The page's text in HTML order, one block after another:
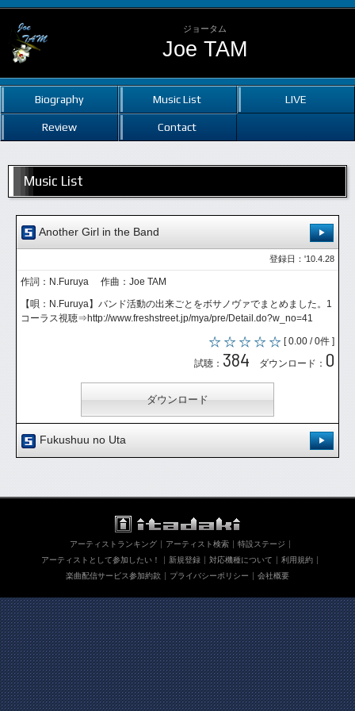
ジョータム
Joe TAM
Biography Music List LIVE
Review Contact
Music List
Another Girl in the Band
登録日：'10.4.28
作詞：N.Furuya 作曲：Joe TAM
【唄：N.Furuya】バンド活動の出来ごとをボサノヴァでまとめました。1
コーラス視聴⇒http://www.freshstreet.jp/mya/pre/Detail.do?w_no=41
[ 0.00 / 0件 ]
試聴： 384 ダウンロード： 0
ダウンロード
Fukushuu no Uta
せんか?思いやりを忘れてしまったすべての人々が、忘却の彼方に忘れ去
ってきた、大切なものを取り戻してくれることを祈って」
[ 0.00 / 0件 ]
280
ダウンロード
アーティストランキング アーティスト検索
特設ステージ
アーティストとして参加したい！
新規登録 対応機種について
利用規約
楽曲配信サービス参加約款
プライバシーポリシー 会社概要